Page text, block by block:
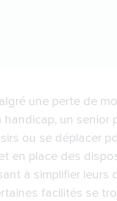
une perte de
handicap, un
ou se déplacer
en place des
à simplifier leurs
facilités se